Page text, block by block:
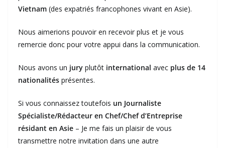
Vietnam (des expatriés francophones vivant en Asie).
Nous aimerions pouvoir en recevoir plus et je vous
remercie donc pour votre appui dans la communication.
Nous avons un jury plutôt international avec plus de 14
nationalités présentes.
Si vous connaissez toutefois un Journaliste
Spécialiste/Rédacteur en Chef/Chef d’Entreprise
résidant en Asie – Je me fais un plaisir de vous
transmettre notre invitation dans une autre